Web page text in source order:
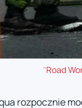
"Road
rozpocznie